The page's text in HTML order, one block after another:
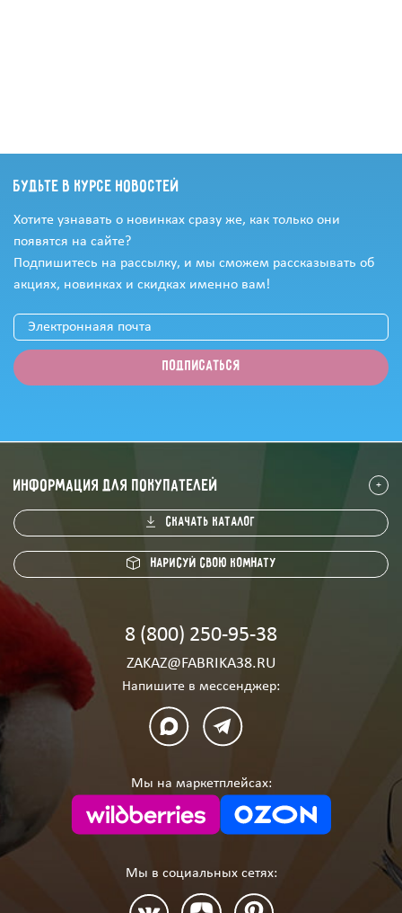
Будьте в курсе новостей
Хотите узнавать о новинках сразу же, как только они
появятся на сайте?
Подпишитесь на рассылку, и мы сможем рассказывать об
акциях, новинках и скидках именно вам!
информация для покупателей
скачать каталог
Нарисуй свою комнату
8 (800) 250-95-38
ZAKAZ@FABRIKA38.RU
Напишите в мессенджер:
Мы в социальных сетях:
Мы на маркетплейсах: